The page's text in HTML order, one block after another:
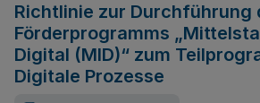
Richtlinie zur Durchführung
Förderprogramms
Digital (MID)“ zum
Digitale Prozesse